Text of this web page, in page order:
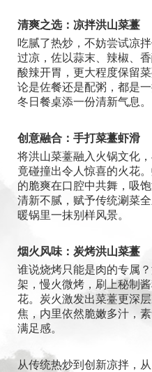
清爽之选：凉拌洪山菜薹
吃腻了热炒，不妨尝试凉
过凉，佐以蒜末、辣椒、
酸辣开胃，更大程度保留
论是佐餐还是配粥，都是
冬日餐桌添一份清新气息。
创意融合：手打菜薹虾滑
将洪山菜薹融入火锅文化
竟碰撞出令人惊喜的火花
的脆爽在口腔中共舞，吸
清新不腻，赋予传统涮菜
暖锅里一抹别样风景。
烟火风味：炭烤洪山菜薹
谁说烧烤只能是肉的专属
架，慢火微烤，刷上秘制
花。炭火激发出菜薹更深
焦，内里依然脆嫩多汁，
满足感。
从传统热炒到创新凉拌，